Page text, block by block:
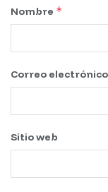
Nombre *
Correo electrónico
Sitio web